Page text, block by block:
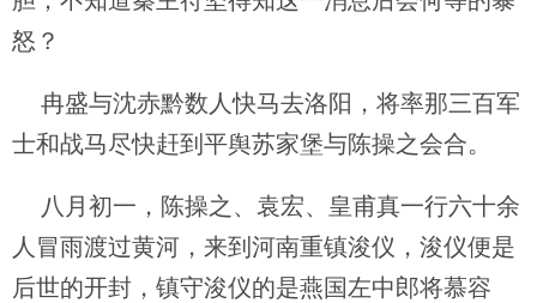
怒？
冉盛与沈赤黔数人快马去洛阳，将率那三百军
士和战马尽快赶到平舆苏家堡与陈操之会合。
八月初一，陈操之、袁宏、皇甫真一行六十余
人冒雨渡过黄河，来到河南重镇浚仪，浚仪便是
后世的开封，镇守浚仪的是燕国左中郎将慕容